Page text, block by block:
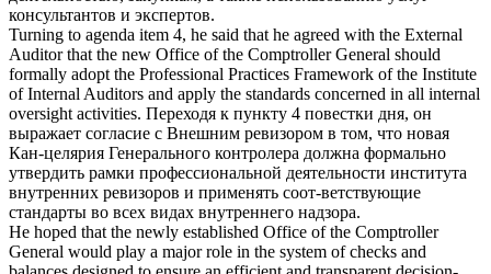
консультантов и экспертов.
Turning to agenda item 4, he said that he agreed with the External
Auditor that the new Office of the Comptroller General should
formally adopt the Professional Practices Framework of the Institute
of Internal Auditors and apply the standards concerned in all internal
oversight activities. Переходя к пункту 4 повестки дня, он
выражает согласие с Внешним ревизором в том, что новая
Кан-целярия Генерального контролера должна формально
утвердить рамки профессиональной деятельности института
внутренних ревизоров и применять соот-ветствующие
стандарты во всех видах внутреннего надзора.
He hoped that the newly established Office of the Comptroller
General would play a major role in the system of checks and